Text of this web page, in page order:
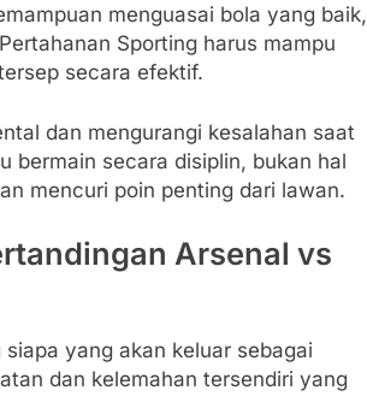
menguasai bola yang baik,
Sporting harus mampu
secara efektif.
dan mengurangi kesalahan saat
bermain secara disiplin, bukan hal
mencuri poin penting dari lawan.
Arsenal vs
yang akan keluar sebagai
dan kelemahan tersendiri yang